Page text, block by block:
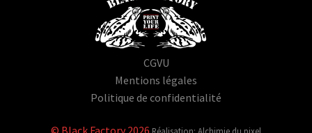
CGVU
Mentions légales
Politique de confidentialité